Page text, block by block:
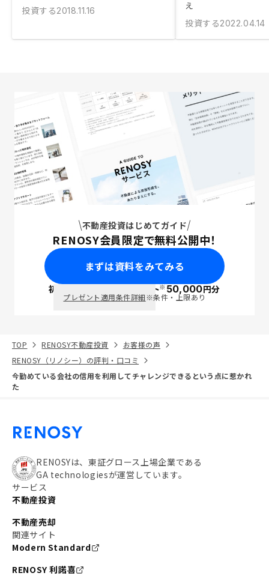
投資する2018.11.16
え
投資する2022.04.14
不動産投資はじめてガイド
RENOSY会員限定で無料公開中！
まずは資料をみてみる
初回面談で ポイント※50,000円分
プレゼント適用条件詳細※条件・上限あり
TOP RENOSY不動産投資
お客様の声
RENOSY（リノシー）の評判・口コミ
今勤めている会社の信用を利用してチャレンジできるという点に惹かれ
た
RENOSYは、東証グロース上場企業である
GA technologiesが運営しています。
サービス
不動産投資
不動産売却
関連サイト
Modern Standard
RENOSY 利諾喜